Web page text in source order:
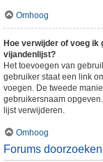
Omhoog
Hoe verwijder of voeg ik
vijandenlijst?
Het toevoegen van
gebruiker staat een link
voegen. De tweede
gebruikersnaam
lijst verwijderen.
Omhoog
Forums doorzoeken